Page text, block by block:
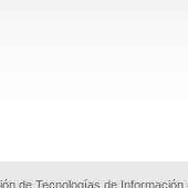
de Tecnologías de